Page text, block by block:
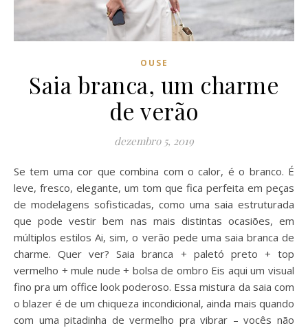
OUSE
Saia branca, um charme
de verão
dezembro 5, 2019
Se tem uma cor que combina com o calor, é o branco. É
leve, fresco, elegante, um tom que fica perfeita em peças
de modelagens sofisticadas, como uma saia estruturada
que pode vestir bem nas mais distintas ocasiões, em
múltiplos estilos Ai, sim, o verão pede uma saia branca de
charme. Quer ver? Saia branca + paletó preto + top
vermelho + mule nude + bolsa de ombro Eis aqui um visual
fino pra um office look poderoso. Essa mistura da saia com
o blazer é de um chiqueza incondicional, ainda mais quando
com uma pitadinha de vermelho pra vibrar – vocês não